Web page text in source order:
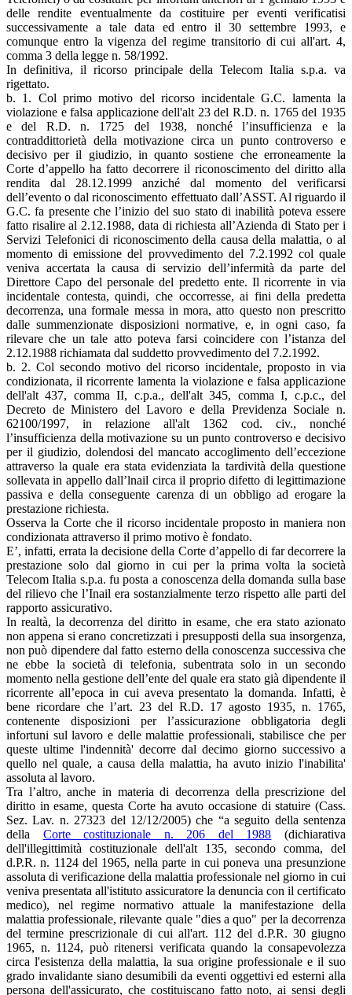
delle rendite eventualmente da costituire per eventi verificatisi
successivamente a tale data ed entro il 30 settembre 1993, e
comunque entro la vigenza del regime transitorio di cui all'art. 4,
comma 3 della legge n. 58/1992.
In definitiva, il ricorso principale della Telecom Italia s.p.a. va
rigettato.
b. 1. Col primo motivo del ricorso incidentale G.C. lamenta la
violazione e falsa applicazione dell'alt 23 del R.D. n. 1765 del 1935
e del R.D. n. 1725 del 1938, nonché l’insufficienza e la
contraddittorietà della motivazione circa un punto controverso e
decisivo per il giudizio, in quanto sostiene che erroneamente la
Corte d’appello ha fatto decorrere il riconoscimento del diritto alla
rendita dal 28.12.1999 anziché dal momento del verificarsi
dell’evento o dal riconoscimento effettuato dall’ASST. Al riguardo il
G.C. fa presente che l’inizio del suo stato di inabilità poteva essere
fatto risalire al 2.12.1988, data di richiesta all’Azienda di Stato per i
Servizi Telefonici di riconoscimento della causa della malattia, o al
momento di emissione del provvedimento del 7.2.1992 col quale
veniva accertata la causa di servizio dell’infermità da parte del
Direttore Capo del personale del predetto ente. Il ricorrente in via
incidentale contesta, quindi, che occorresse, ai fini della predetta
decorrenza, una formale messa in mora, atto questo non prescritto
dalle summenzionate disposizioni normative, e, in ogni caso, fa
rilevare che un tale atto poteva farsi coincidere con l’istanza del
2.12.1988 richiamata dal suddetto provvedimento del 7.2.1992.
b. 2. Col secondo motivo del ricorso incidentale, proposto in via
condizionata, il ricorrente lamenta la violazione e falsa applicazione
dell'alt 437, comma II, c.p.a., dell'alt 345, comma I, c.p.c., del
Decreto de Ministero del Lavoro e della Previdenza Sociale n.
62100/1997, in relazione all'alt 1362 cod. civ., nonché
l’insufficienza della motivazione su un punto controverso e decisivo
per il giudizio, dolendosi del mancato accoglimento dell’eccezione
attraverso la quale era stata evidenziata la tardività della questione
sollevata in appello dall’lnail circa il proprio difetto di legittimazione
passiva e della conseguente carenza di un obbligo ad erogare la
prestazione richiesta.
Osserva la Corte che il ricorso incidentale proposto in maniera non
condizionata attraverso il primo motivo è fondato.
E’, infatti, errata la decisione della Corte d’appello di far decorrere la
prestazione solo dal giorno in cui per la prima volta la società
Telecom Italia s.p.a. fu posta a conoscenza della domanda sulla base
del rilievo che l’Inail era sostanzialmente terzo rispetto alle parti del
rapporto assicurativo.
In realtà, la decorrenza del diritto in esame, che era stato azionato
non appena si erano concretizzati i presupposti della sua insorgenza,
non può dipendere dal fatto esterno della conoscenza successiva che
ne ebbe la società di telefonia, subentrata solo in un secondo
momento nella gestione dell’ente del quale era stato già dipendente il
ricorrente all’epoca in cui aveva presentato la domanda. Infatti, è
bene ricordare che l’art. 23 del R.D. 17 agosto 1935, n. 1765,
contenente disposizioni per l’assicurazione obbligatoria degli
infortuni sul lavoro e delle malattie professionali, stabilisce che per
queste ultime l'indennità' decorre dal decimo giorno successivo a
quello nel quale, a causa della malattia, ha avuto inizio l'inabilita'
assoluta al lavoro.
Tra l’altro, anche in materia di decorrenza della prescrizione del
diritto in esame, questa Corte ha avuto occasione di statuire (Cass.
Sez. Lav. n. 27323 del 12/12/2005) che “a seguito della sentenza
della Corte costituzionale n. 206 del 1988 (dichiarativa
dell'illegittimità costituzionale dell'alt 135, secondo comma, del
d.P.R. n. 1124 del 1965, nella parte in cui poneva una presunzione
assoluta di verificazione della malattia professionale nel giorno in cui
veniva presentata all'istituto assicuratore la denuncia con il certificato
medico), nel regime normativo attuale la manifestazione della
malattia professionale, rilevante quale "dies a quo" per la decorrenza
del termine prescrizionale di cui all'art. 112 del d.P.R. 30 giugno
1965, n. 1124, può ritenersi verificata quando la consapevolezza
circa l'esistenza della malattia, la sua origine professionale e il suo
grado invalidante siano desumibili da eventi oggettivi ed esterni alla
persona dell'assicurato, che costituiscano fatto noto, ai sensi degli